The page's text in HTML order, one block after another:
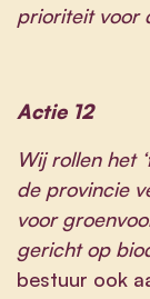
prioriteit voor
Actie 12
Wij rollen het ‘
de provincie
voor
gericht op
bestuur ook